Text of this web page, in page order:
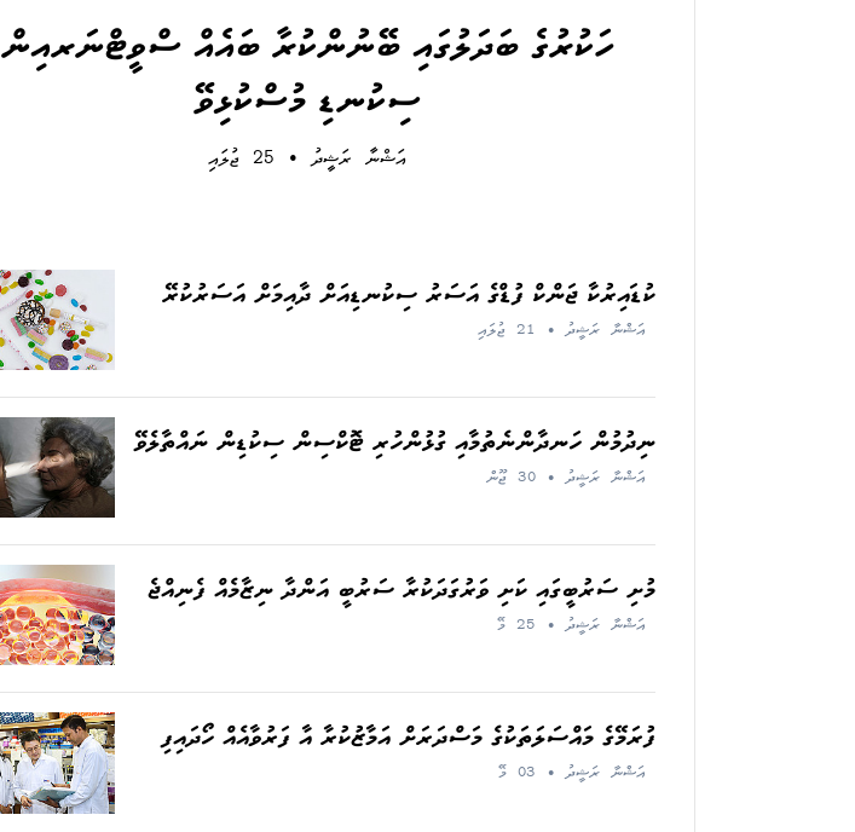
ހަކުރުގެ ބަދަލުގައި ބޭނުންކުރާ ބައެއް ސްވީޓްނަރއިން
ސިކުނޑި މުސްކުޅިވޭ
އަޝްނާ ރަޝީދު •
ކުޑައިރުކާ ޖަންކް ފުޑްގެ އަސަރު ސިކުނޑިއަށް ދާއިމަށް އަސަރުކުރޭ
އަޝްނާ ރަޝީދު •
ނިދުމުން ހަނދާންނެތުމާއި ގުޅުންހުރި ޓޮކްސިން ސިކުޑިން ނައްތާލެވޭ
އަޝްނާ ރަޝީދު •
މުށި ސަރުބީގައި ކަށި ވަރުގަދަކުރާ ސަރުބީ އަންދާ ނިޒާމެއް ފެނިއްޖެ
އަޝްނާ ރަޝީދު •
ފުރަމޭގެ މައްސަލަތަކުގެ މަސްދަރަށް އަމާޒުކުރާ އާ ފަރުވާއެއް ހޯދައިފި
އަޝްނާ ރަޝީދު •